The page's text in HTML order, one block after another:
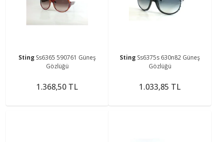
Sting Ss6365 590761 Güneş
Gözlüğü
1.368,50 TL
Sting Ss6375s 630n82 Güneş
Gözlüğü
1.033,85 TL